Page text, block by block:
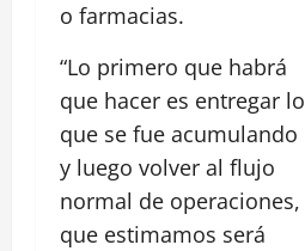
o farmacias.
“Lo primero que habrá
que hacer es entregar lo
que se fue acumulando
y luego volver al flujo
normal de operaciones,
que estimamos será